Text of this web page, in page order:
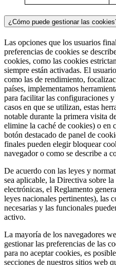
¿Cómo puede gestionar las
Las opciones que los usuarios
preferencias de cookies se
cookies, como las cookies
siempre están activadas. El
como las de rendimiento,
países, implementamos
para facilitar las configuraciones
casos en que se utilizan, estas
notable durante la primera visita
elimine la caché de cookies) o en
botón destacado de panel de
finales pueden elegir bloquear
navegador o como se describe a
De acuerdo con las leyes y
sea aplicable, la Directiva sobre
electrónicas, el Reglamento
leyes nacionales pertinentes), las
necesarias y las funcionales
activo.
La mayoría de los navegadores
gestionar las preferencias de las
para no aceptar cookies, es
secciones de nuestros sitios web